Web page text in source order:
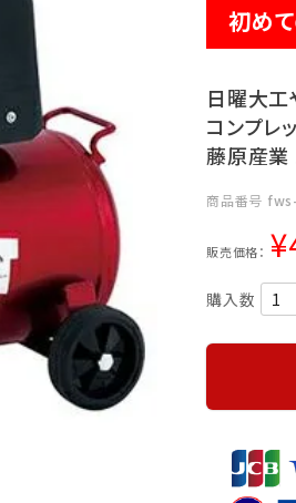
初め
日曜大工
コンプレ
藤原産業
商品番号
販売価格： ¥